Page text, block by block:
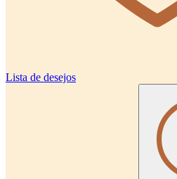
Lista de desejos